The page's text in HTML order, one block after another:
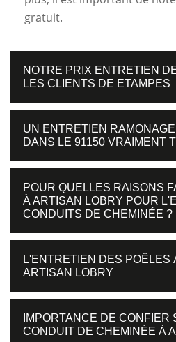
gratuit.
NOTRE PRIX ENTRETIEN
LES CLIENTS DE ETAMPES
UN ENTRETIEN
DANS LE 91150 VRAIMENT
POUR QUELLES RAISONS
À ARTISAN LOBRY POUR
CONDUITS DE CHEMINÉE ?
L'ENTRETIEN DES POÊLES
ARTISAN LOBRY
IMPORTANCE DE
CONDUIT DE CHEMINÉE À